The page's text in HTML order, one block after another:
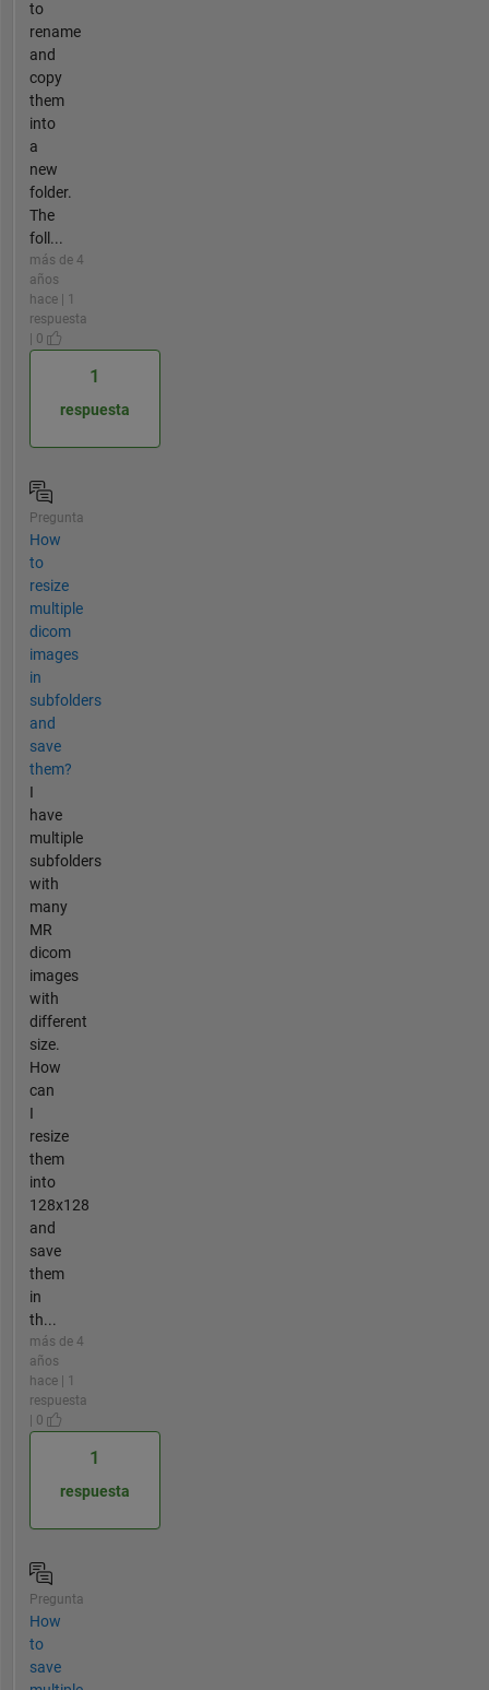
to
rename
and
copy
them
into
a
new
folder.
The
foll...
más de 4
años
hace | 1
respuesta
| 0
1
respuesta
Pregunta
How
to
resize
multiple
dicom
images
in
subfolders
and
save
them?
I
have
multiple
subfolders
with
many
MR
dicom
images
with
different
size.
How
can
I
resize
them
into
128x128
and
save
them
in
th...
más de 4
años
hace | 1
respuesta
| 0
1
respuesta
Pregunta
How
to
save